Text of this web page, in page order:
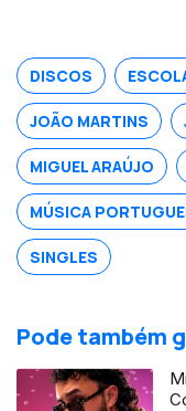
DISCOS
JOÃO MARTINS
MIGUEL ARAÚJO
MÚSICA
SINGLES
Pode também